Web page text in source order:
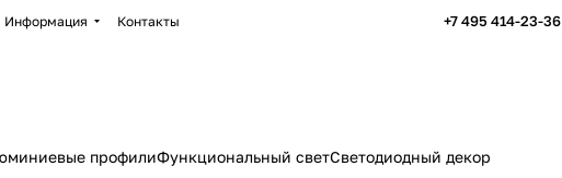
Информация Контакты +7 495 414-23-36
профилиФункциональный светСветодиодный декор